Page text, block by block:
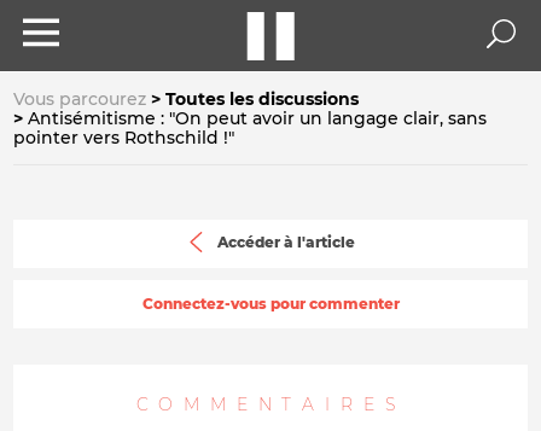
Vous parcourez
Toutes les discussions
Antisémitisme : "On peut avoir un langage clair, sans
pointer vers Rothschild !"
Accéder à l'article
Connectez-vous pour commenter
COMMENTAIRES